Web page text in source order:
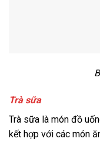
Trà sữa
Trà sữa là món đồ
kết hợp với các món